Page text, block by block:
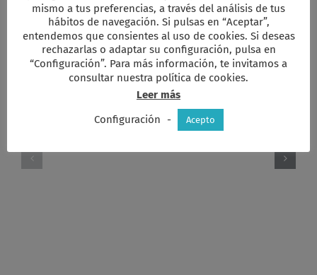
Social favorita!
Facebook RedditLinkedInWhatsApp
Tumblr Pinterest
Vk Xing
Artículos relacionados
mismo a tus preferencias, a través del análisis de tus
hábitos de navegación. Si pulsas en “Aceptar”,
entendemos que consientes al uso de cookies. Si deseas
rechazarlas o adaptar su configuración, pulsa en
“Configuración”. Para más información, te invitamos a
consultar nuestra política de cookies.
Leer más
Configuración
- Acepto